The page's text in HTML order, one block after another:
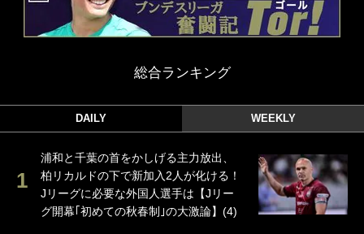
総合ランキング
DAILY WEEKLY
浦和と千葉の首をかしげる主力放出、
柏リカルドの下で新加入2人が化ける！
Jリーグに必要な外国人選手は【Jリー
グ開幕｢初めての秋春制｣の大激論】(4)